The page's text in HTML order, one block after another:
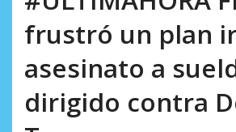
frustró un plan
asesinato a
dirigido contra